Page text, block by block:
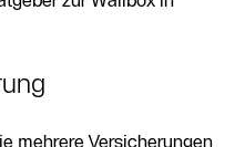
mehrere Versicherungen